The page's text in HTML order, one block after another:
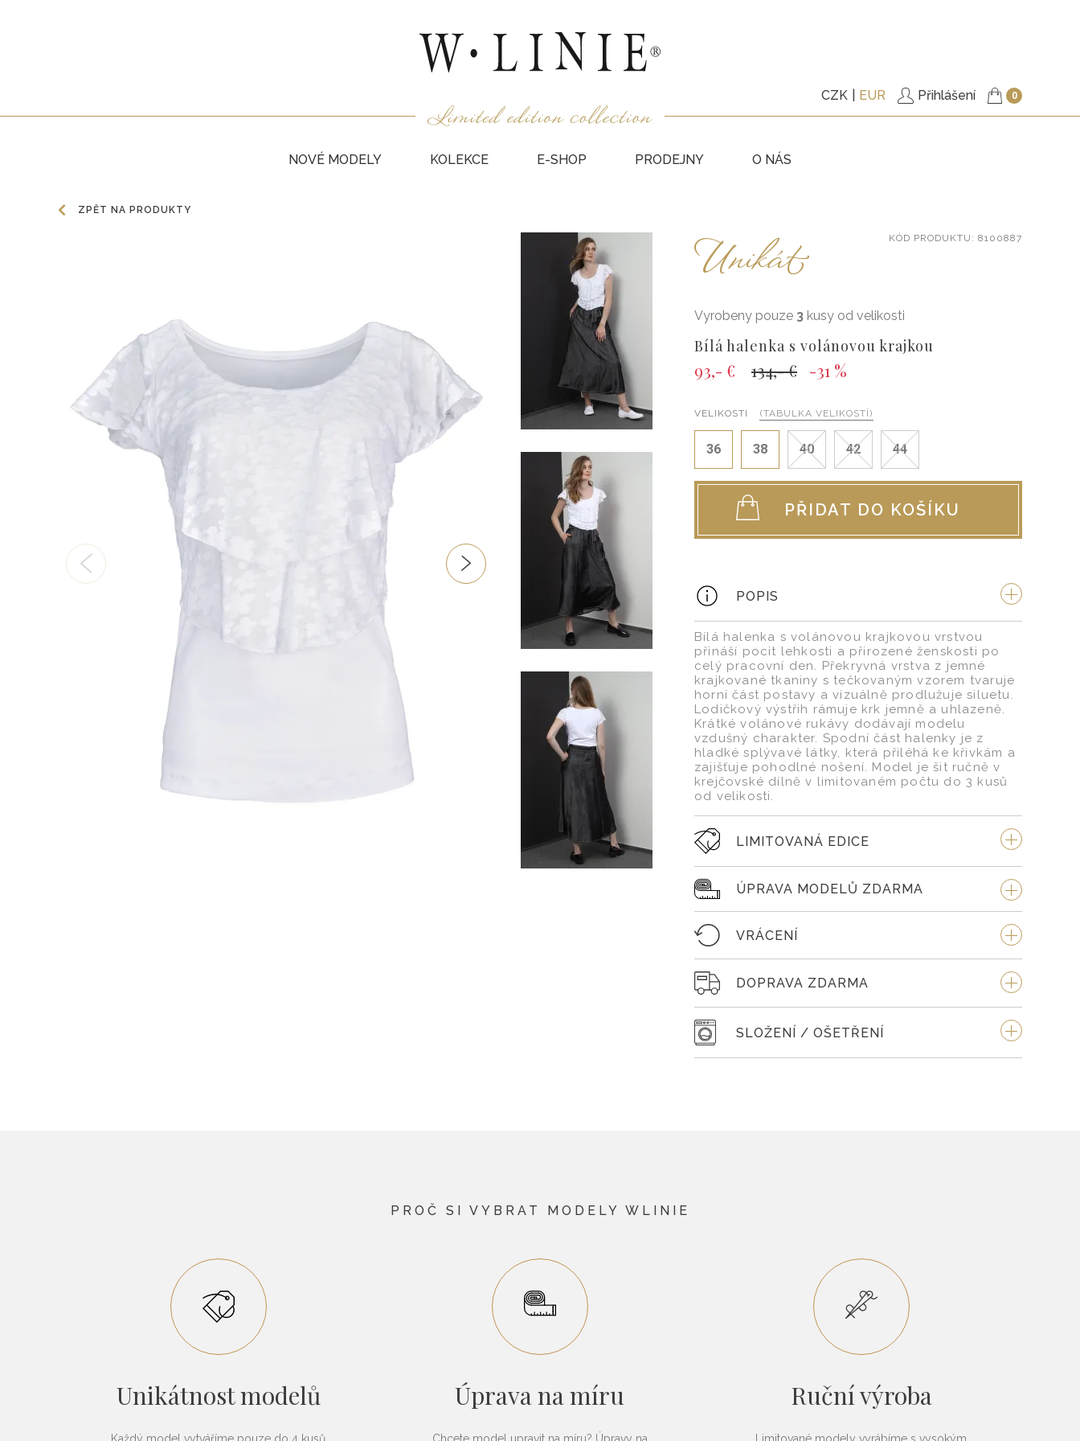
CZK EUR Přihlášení 0
NOVÉ MODELY KOLEKCE E-SHOP
NEPODŠITÉ
KABÁTKY
VESTY
KABÁTY, BUNDY
DOPLŇKY
DÁRKOVÉ POUKAZY
PRODEJNY O NÁS
ZPĚT NA PRODUKTY
KÓD PRODUKTU : 8100887
Unikát
Vyrobeny pouze 3 kusy od velikosti
Bílá halenka s volánovou krajkou
93,- € 134,- € -31 %
VELIKOSTI (TABULKA VELIKOSTÍ)
36 38 40 42 44
PŘIDAT DO KOŠÍKU
POPIS
Bílá halenka s volánovou krajkovou vrstvou
přináší pocit lehkosti a přirozené ženskosti po
celý pracovní den. Překryvná vrstva z jemné
krajkované tkaniny s tečkovaným vzorem tvaruje
horní část postavy a vizuálně prodlužuje siluetu.
Lodičkový výstřih rámuje krk jemně a uhlazeně.
Krátké volánové rukávy dodávají modelu
vzdušný charakter. Spodní část halenky je z
hladké splývavé látky, která přiléhá ke křivkám a
zajišťuje pohodlné nošení. Model je šit ručně v
krejčovské dílně v limitovaném počtu do 3 kusů
od velikosti.
LIMITOVANÁ EDICE
ÚPRAVA MODELŮ ZDARMA
VRÁCENÍ
DOPRAVA ZDARMA
SLOŽENÍ / OŠETŘENÍ
PROČ SI VYBRAT MODELY WLINIE
Unikátnost modelů Úprava na míru Ruční výroba